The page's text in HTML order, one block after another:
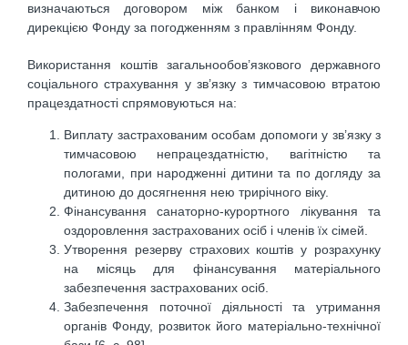
визначаються договором між банком і виконавчою
дирекцією Фонду за погодженням з правлінням Фонду.
Використання коштів загальнообов’язкового державного
соціального страхування у зв’язку з тимчасовою втратою
працездатності спрямовуються на:
Виплату застрахованим особам допомоги у зв’язку з
тимчасовою непрацездатністю, вагітністю та
пологами, при народженні дитини та по догляду за
дитиною до досягнення нею трирічного віку.
Фінансування санаторно-курортного лікування та
оздоровлення застрахованих осіб і членів їх сімей.
Утворення резерву страхових коштів у розрахунку
на місяць для фінансування матеріального
забезпечення застрахованих осіб.
Забезпечення поточної діяльності та утримання
органів Фонду, розвиток його матеріально-технічної